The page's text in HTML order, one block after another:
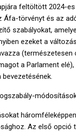
feltöltött 2024-
Áfa-törvényt és az
szabályokat,
ezeket a
(természetesen
a Parlament elé),
Az első opció